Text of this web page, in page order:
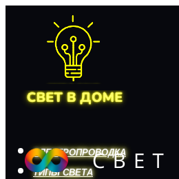
ЭЛЕКТРОПРОВОДКА
ТИПЫ СВЕТА